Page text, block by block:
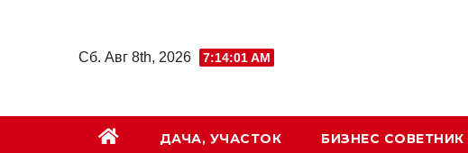
содержимому
Сб. Авг 8th, 2026 7:14:02 AM
ДАЧА, УЧАСТОК БИЗНЕС СОВЕТНИК